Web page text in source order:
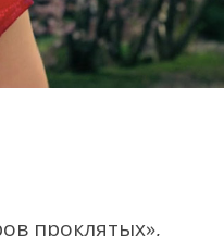
проклятых»,